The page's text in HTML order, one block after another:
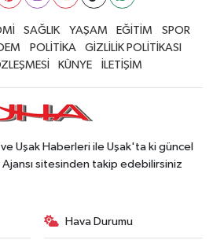
SAĞLIK YAŞAM EĞİTİM
SPOR
POLİTİKA
GİZLİLİK POLİTİKASI
KÜNYE İLETİŞİM
Uşak Haberleri ile Uşak'ta ki güncel
sitesinden takip edebilirsiniz
Hava Durumu